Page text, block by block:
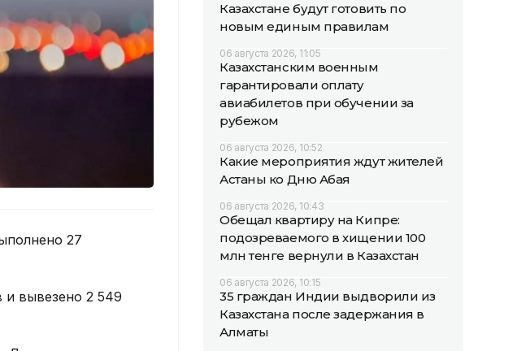
27
и вывезено 2 549
Казахстане будут готовить по
новым единым правилам
06 августа 2026, 11:05
Казахстанским военным
гарантировали оплату
авиабилетов при обучении за
рубежом
06 августа 2026, 10:52
Какие мероприятия ждут жителей
Астаны ко Дню Абая
06 августа 2026, 10:43
Обещал квартиру на Кипре:
подозреваемого в хищении 100
млн тенге вернули в Казахстан
06 августа 2026, 10:15
35 граждан Индии выдворили из
Казахстана после задержания в
Алматы